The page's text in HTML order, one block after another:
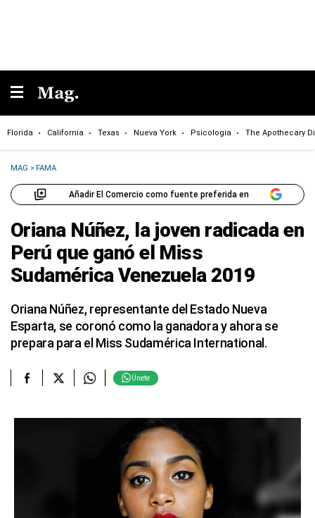
Florida California Texas Nueva York Psicología The Apothecary
MAG >FAMA
Añadir El Comercio como fuente preferida en
Oriana Núñez, la joven radicada en
Perú que ganó el Miss
Sudamérica Venezuela 2019
Oriana Núñez, representante del Estado Nueva
Esparta, se coronó como la ganadora y ahora se
prepara para el Miss Sudamérica International.
Únete